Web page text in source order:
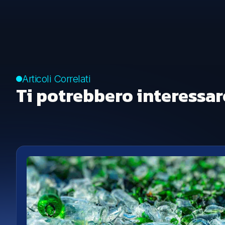
Articoli Correlati
Ti potrebbero